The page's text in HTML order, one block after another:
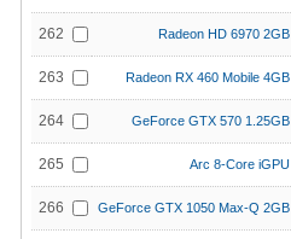
262 Radeon HD 6970 2GB
263 Radeon RX 460 Mobile 4GB
264 GeForce GTX 570 1.25GB
265 Arc 8-Core iGPU
266 GeForce GTX 1050 Max-Q 2GB